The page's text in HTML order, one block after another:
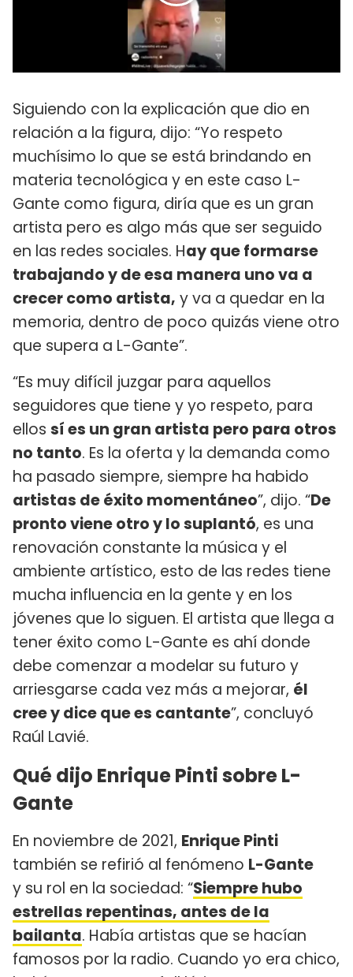
Siguiendo con la explicación que dio en
relación a la figura, dijo: “Yo respeto
muchísimo lo que se está brindando en
materia tecnológica y en este caso L-
Gante como figura, diría que es un gran
artista pero es algo más que ser seguido
en las redes sociales. Hay que formarse
trabajando y de esa manera uno va a
crecer como artista, y va a quedar en la
memoria, dentro de poco quizás viene otro
que supera a L-Gante”.
“Es muy difícil juzgar para aquellos
seguidores que tiene y yo respeto, para
ellos sí es un gran artista pero para otros
no tanto. Es la oferta y la demanda como
ha pasado siempre, siempre ha habido
artistas de éxito momentáneo”, dijo. “De
pronto viene otro y lo suplantó, es una
renovación constante la música y el
ambiente artístico, esto de las redes tiene
mucha influencia en la gente y en los
jóvenes que lo siguen. El artista que llega a
tener éxito como L-Gante es ahí donde
debe comenzar a modelar su futuro y
arriesgarse cada vez más a mejorar, él
cree y dice que es cantante”, concluyó
Raúl Lavié.
Qué dijo Enrique Pinti sobre L-
Gante
En noviembre de 2021, Enrique Pinti
también se refirió al fenómeno L-Gante
y su rol en la sociedad: “Siempre hubo
estrellas repentinas, antes de la
bailanta. Había artistas que se hacían
famosos por la radio. Cuando yo era chico,